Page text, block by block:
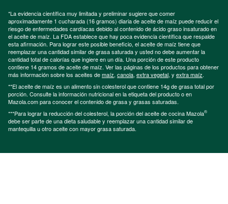
*La evidencia científica muy limitada y preliminar sugiere que comer
aproximadamente 1 cucharada (16 gramos) diaria de aceite de maíz puede reducir el
riesgo de enfermedades cardíacas debido al contenido de ácido graso insaturado en
el aceite de maíz. La FDA establece que hay poca evidencia científica que respalde
esta afirmación. Para lograr este posible beneficio, el aceite de maíz tiene que
reemplazar una cantidad similar de grasa saturada y usted no debe aumentar la
cantidad total de calorías que ingiere en un día. Una porción de este producto
contiene 14 gramos de aceite de maíz. Ver las páginas de los productos para obtener
más información sobre los aceites demaíz, canola, extra vegetal, y extra maíz.
**El aceite de maíz es un alimento sin colesterol que contiene 14g de grasa total por
porción. Consulte la información nutricional en la etiqueta del producto o en
Mazola.com para conocer el contenido de grasa y grasas saturadas.
***Para lograr la reducción del colesterol, la porción del aceite de cocina Mazola®
debe ser parte de una dieta saludable y reemplazar una cantidad similar de
mantequilla u otro aceite con mayor grasa saturada.